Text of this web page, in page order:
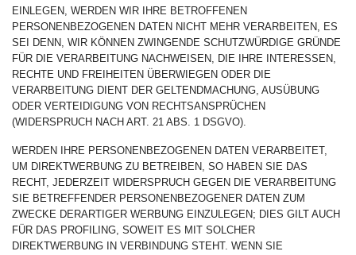
EINLEGEN, WERDEN WIR IHRE BETROFFENEN
PERSONENBEZOGENEN DATEN NICHT MEHR VERARBEITEN, ES
SEI DENN, WIR KÖNNEN ZWINGENDE SCHUTZWÜRDIGE GRÜNDE
FÜR DIE VERARBEITUNG NACHWEISEN, DIE IHRE INTERESSEN,
RECHTE UND FREIHEITEN ÜBERWIEGEN ODER DIE
VERARBEITUNG DIENT DER GELTENDMACHUNG, AUSÜBUNG
ODER VERTEIDIGUNG VON RECHTSANSPRÜCHEN
(WIDERSPRUCH NACH ART. 21 ABS. 1 DSGVO).
WERDEN IHRE PERSONENBEZOGENEN DATEN VERARBEITET,
UM DIREKTWERBUNG ZU BETREIBEN, SO HABEN SIE DAS
RECHT, JEDERZEIT WIDERSPRUCH GEGEN DIE VERARBEITUNG
SIE BETREFFENDER PERSONENBEZOGENER DATEN ZUM
ZWECKE DERARTIGER WERBUNG EINZULEGEN; DIES GILT AUCH
FÜR DAS PROFILING, SOWEIT ES MIT SOLCHER
DIREKTWERBUNG IN VERBINDUNG STEHT. WENN SIE